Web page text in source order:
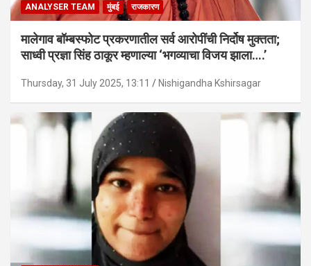
ANALYSER TEAM मुंबई राजकारण
मालेगाव बॉम्बस्फोट प्रकरणातील सर्व आरोपींची निर्दोष मुक्तता;
साध्वी प्रज्ञा सिंह ठाकूर म्हणाल्या ‘भगव्याचा विजय झाला….’
Thursday, 31 July 2025, 13:11 Nishigandha Kshirsagar